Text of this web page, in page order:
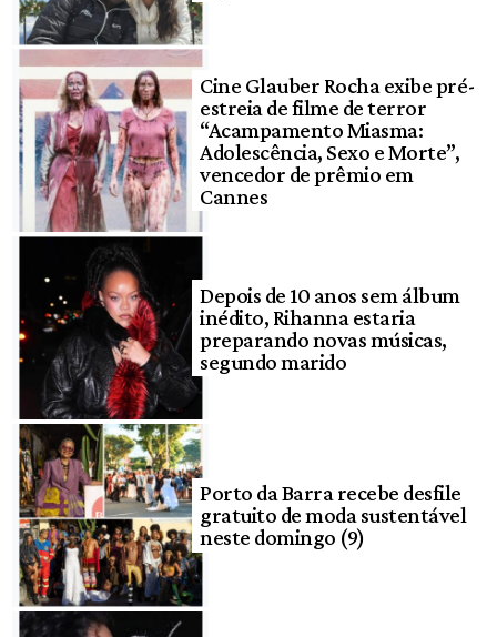
Cine Glauber Rocha exibe pré-
estreia de filme de terror
“Acampamento Miasma:
Adolescência, Sexo e Morte”,
vencedor de prêmio em
Cannes
Depois de 10 anos sem álbum
inédito, Rihanna estaria
preparando novas músicas,
segundo marido
Porto da Barra recebe desfile
gratuito de moda sustentável
neste domingo (9)